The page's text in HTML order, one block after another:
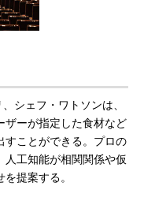
シェフ・ワトソンは、
ザーが指定した食材など
すことができる。プロの
人工知能が相関関係や仮
提案する。